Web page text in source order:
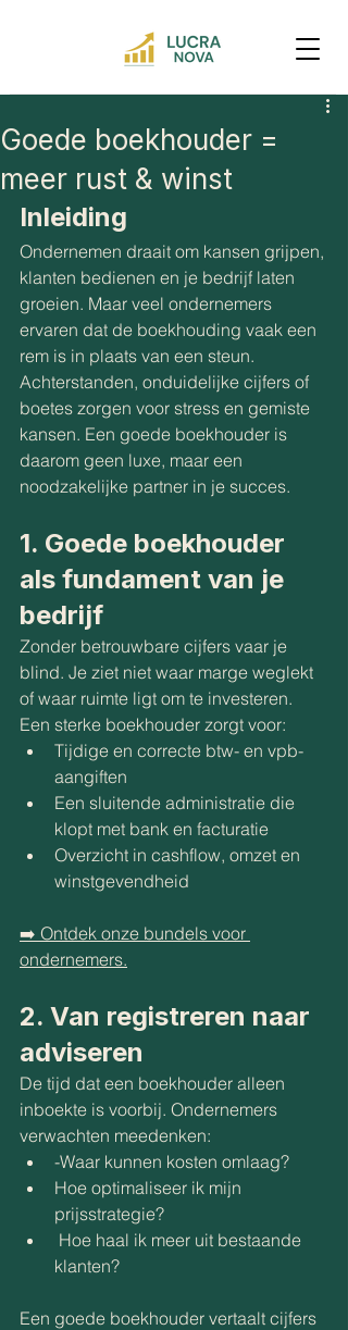
Goede boekhouder =
meer rust & winst
Inleiding
Ondernemen draait om kansen grijpen,
klanten bedienen en je bedrijf laten
groeien. Maar veel ondernemers
ervaren dat de boekhouding vaak een
rem is in plaats van een steun.
Achterstanden, onduidelijke cijfers of
boetes zorgen voor stress en gemiste
kansen. Een goede boekhouder is
daarom geen luxe, maar een
noodzakelijke partner in je succes.
1. Goede boekhouder
als fundament van je
bedrijf
Zonder betrouwbare cijfers vaar je
blind. Je ziet niet waar marge weglekt
of waar ruimte ligt om te investeren.
Een sterke boekhouder zorgt voor:
Tijdige en correcte btw- en vpb-
aangiften
Een sluitende administratie die
klopt met bank en facturatie
Overzicht in cashflow, omzet en
winstgevendheid
➡️ Ontdek onze bundels voor
ondernemers.
2. Van registreren naar
adviseren
De tijd dat een boekhouder alleen
inboekte is voorbij. Ondernemers
verwachten meedenken:
-Waar kunnen kosten omlaag?
Hoe optimaliseer ik mijn
prijsstrategie?
klanten?
Een goede boekhouder vertaalt cijfers